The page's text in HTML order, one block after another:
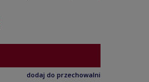
dodaj do przechowalni